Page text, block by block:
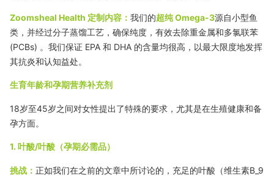
Zoomsheal Health 定制内容： 我们的超纯 Omega-3源自小型鱼
类，并经过分子蒸馏工艺，确保纯度，有效去除重金属和多氯联苯
(PCBs) 。我们保证 EPA 和 DHA 的含量均很高，以最大限度地发挥
其抗炎和认知益处。
生育年龄和孕期营养补充剂
18岁至45岁之间对女性提出了特殊的要求，尤其是在生殖健康和备
孕方面。
1. 叶酸/叶酸（孕期必需品）
挑战： 正如我们在之前的文章中所讨论的，充足的叶酸（维生素B_9